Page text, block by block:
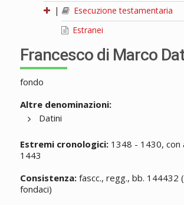
|
Esecuzione testamentaria
Estranei
Francesco di Marco
fondo
Altre denominazioni:
Datini
Estremi cronologici:1348 - 1430, con
1443
Consistenza:fascc., regg., bb. 144432
fondaci)